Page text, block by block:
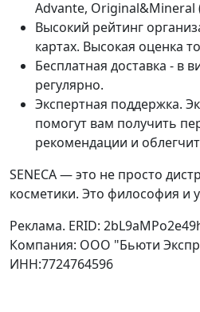
Advante, Original&Mineral
Высокий рейтинг
картах. Высокая оценка
Бесплатная доставка - в
регулярно.
Экспертная поддержка.
помогут вам получить
рекомендации и
SENECA — это не просто
косметики. Это философия и
Реклама. ERID:
Компания: ООО "Бьюти
ИНН:7724764596